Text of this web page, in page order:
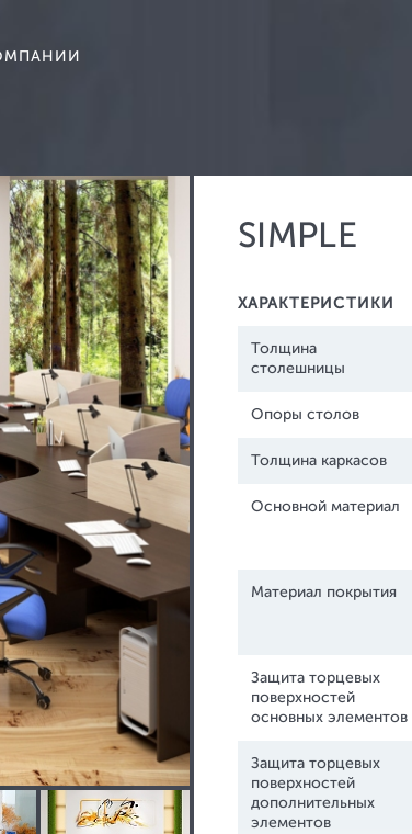
НЕВА-ОФИС
SIMPLE
ХАРАКТЕРИСТИКИ
Толщина
столешницы
Опоры столов
Толщина каркасов
Основной материал
Материал покрытия
Защита торцевых
поверхностей
основных элементов
Защита торцевых
поверхностей
дополнительных
элементов
Кресла для руководителя
Кресла для персонала
Кресла для посетителей
Стулья
Бухгалтерские шкафы
Мебельные сейфы
Офисные сейфы
Взломостойкие сейфы
Огнестойкие сейфы